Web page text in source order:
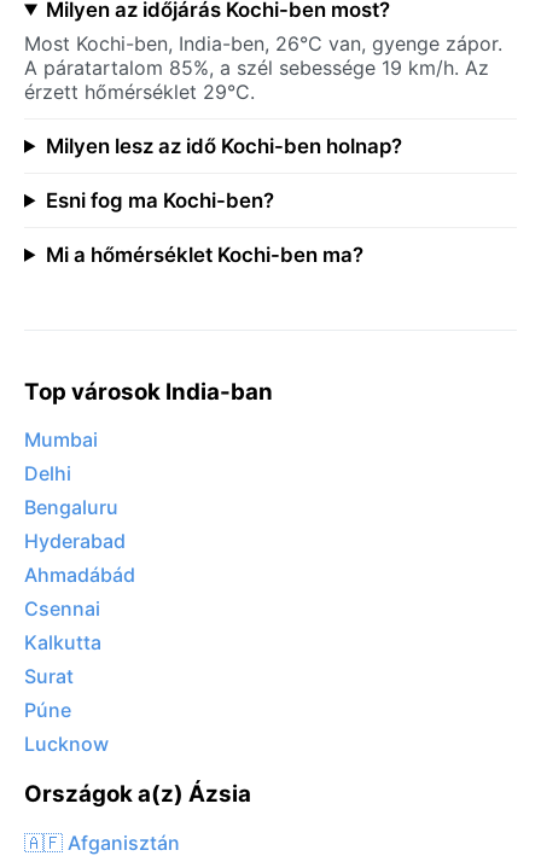
Milyen az időjárás Kochi-ben most?
Most Kochi-ben, India-ben, 26°C van, gyenge zápor.
A páratartalom 85%, a szél sebessége 19 km/h. Az
érzett hőmérséklet 29°C.
Milyen lesz az idő Kochi-ben holnap?
Esni fog ma Kochi-ben?
Mi a hőmérséklet Kochi-ben ma?
Top városok India-ban
Mumbai
Delhi
Bengaluru
Hyderabad
Ahmadábád
Csennai
Kalkutta
Surat
Púne
Lucknow
Országok a(z) Ázsia
🇦🇫 Afganisztán